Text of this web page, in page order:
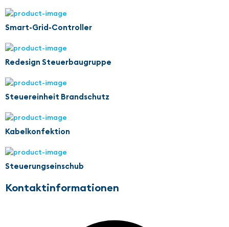
Smart-Grid-Controller
Redesign Steuerbaugruppe
Steuereinheit Brandschutz
Kabelkonfektion
Steuerungseinschub
Kontaktinformationen